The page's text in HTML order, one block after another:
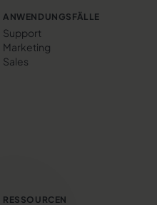
ANWENDUNGSFÄLLE
Support
Marketing
Sales
RESSOURCEN